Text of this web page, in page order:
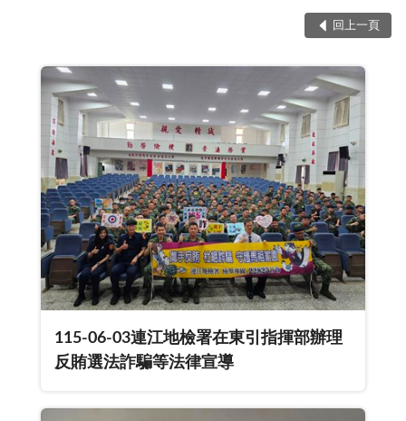
回上一頁
115-06-03連江地檢署在東引指揮部辦理
反賄選法詐騙等法律宣導